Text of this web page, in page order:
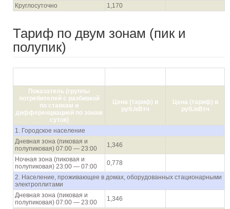
Круглосуточно
1,170
Тариф по двум зонам (пик и
полупик)
Показатель (группы
потребителей с разбивкой
по ставкам и
дифференциацией по зонам
суток)
Цена (тариф) в
руб./кВтч
Цена (тариф) в
руб./кВтч
1. Городское население
Дневная зона (пиковая и
полупиковая) 07:00 — 23:00
1,346
Ночная зона (пиковая и
полупиковая) 23:00 — 07:00
0,778
2. Население, проживающее в домах, оборудованных стационарными
электроплитами
Дневная зона (пиковая и
полупиковая) 07:00 — 23:00
1,346